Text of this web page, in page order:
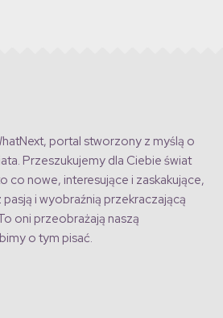
portal stworzony z myślą o
Przeszukujemy dla Ciebie świat
co nowe, interesujące i zaskakujące,
i wyobraźnią przekraczającą
oni przeobrażają naszą
o tym pisać.